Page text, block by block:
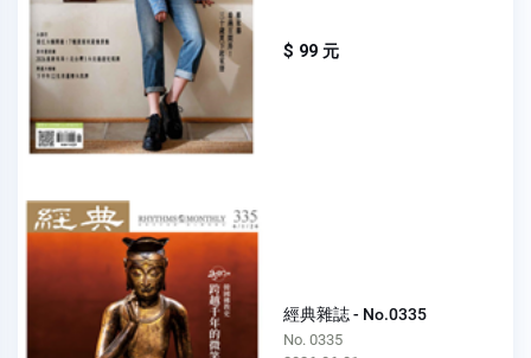
$ 99 元
經典雜誌 - No.0335
No. 0335